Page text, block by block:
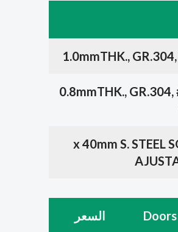
1.0mmTHK.,
0.8mmTHK., GR.304,
40 x 40mm S.
Doors السعر